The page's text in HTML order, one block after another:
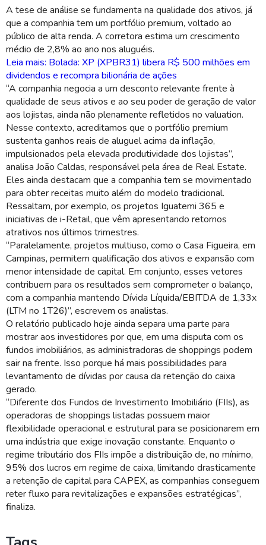
A tese de análise se fundamenta na qualidade dos ativos, já
que a companhia tem um portfólio premium, voltado ao
público de alta renda. A corretora estima um crescimento
médio de 2,8% ao ano nos aluguéis.
Leia mais: Bolada: XP (XPBR31) libera R$ 500 milhões em
dividendos e recompra bilionária de ações
“A companhia negocia a um desconto relevante frente à
qualidade de seus ativos e ao seu poder de geração de valor
aos lojistas, ainda não plenamente refletidos no valuation.
Nesse contexto, acreditamos que o portfólio premium
sustenta ganhos reais de aluguel acima da inflação,
impulsionados pela elevada produtividade dos lojistas”,
analisa João Caldas, responsável pela área de Real Estate.
Eles ainda destacam que a companhia tem se movimentado
para obter receitas muito além do modelo tradicional.
Ressaltam, por exemplo, os projetos Iguatemi 365 e
iniciativas de i-Retail, que vêm apresentando retornos
atrativos nos últimos trimestres.
“Paralelamente, projetos multiuso, como o Casa Figueira, em
Campinas, permitem qualificação dos ativos e expansão com
menor intensidade de capital. Em conjunto, esses vetores
contribuem para os resultados sem comprometer o balanço,
com a companhia mantendo Dívida Líquida/EBITDA de 1,33x
(LTM no 1T26)”, escrevem os analistas.
O relatório publicado hoje ainda separa uma parte para
mostrar aos investidores por que, em uma disputa com os
fundos imobiliários, as administradoras de shoppings podem
sair na frente. Isso porque há mais possibilidades para
levantamento de dívidas por causa da retenção do caixa
gerado.
“Diferente dos Fundos de Investimento Imobiliário (FIIs), as
operadoras de shoppings listadas possuem maior
flexibilidade operacional e estrutural para se posicionarem em
uma indústria que exige inovação constante. Enquanto o
regime tributário dos FIIs impõe a distribuição de, no mínimo,
95% dos lucros em regime de caixa, limitando drasticamente
a retenção de capital para CAPEX, as companhias conseguem
reter fluxo para revitalizações e expansões estratégicas”,
finaliza.